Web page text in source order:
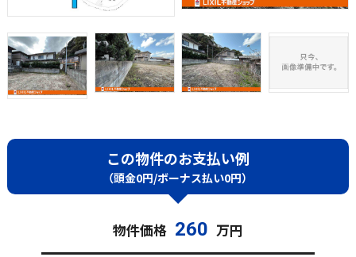
この物件のお支払い例
（頭金0円/ボーナス払い0円）
物件価格 260 万円